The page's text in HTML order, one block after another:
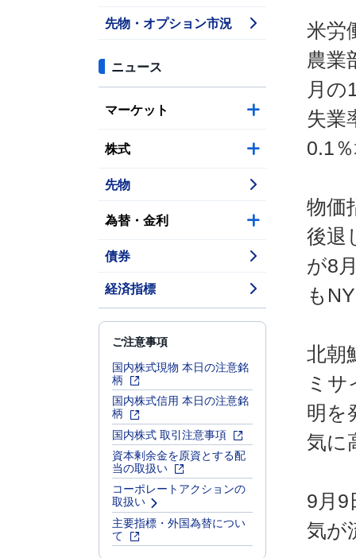
先物・オプション市況
ニュース
マーケット
株式
先物
為替・金利
債券
経済指標
ご注意事項
国内株式現物 本日の注意銘
柄
国内株式信用 本日の注意銘
柄
国内株式 取引注意事項
資本剰余金を原資とする配
当の取扱い
コーポレートアクションの
取扱い
主要指標・外国為替につい
て
米労
農業
月の
失業
0.1
物価
後退
が8
も
北朝
ミ
明を
気に
9月9
気が